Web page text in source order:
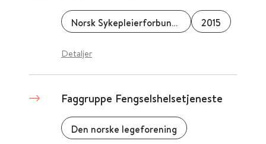
Norsk Sykepleierforbund (NSF) 2015
Detaljer
Faggruppe Fengselshelsetjeneste
Den norske legeforening